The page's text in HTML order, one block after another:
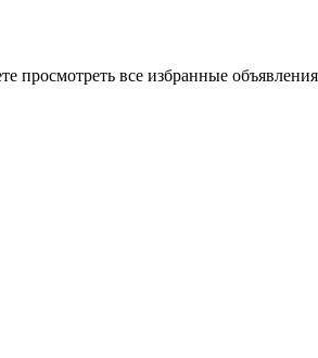
просмотреть все избранные объявления